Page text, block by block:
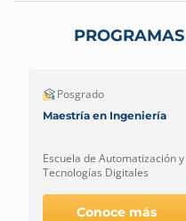
Posgrado
Maestría en Ingeniería
Escuela de Automatización y
Tecnologías Digitales
Conoce más